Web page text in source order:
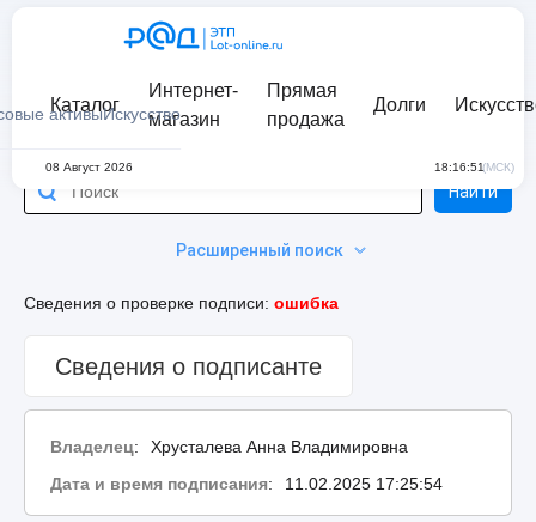
активыИскусство
Каталог
Интернет-
магазин
Прямая
продажа
Долги
08 Август 2026 18:16:51(МСК)
Расширенный поиск
Найти
Сведения о проверке подписи: ошибка
Сведения о подписанте
Владелец:
Хрусталева Анна Владимировна
Дата и время подписания: 11.02.2025 17:25:54